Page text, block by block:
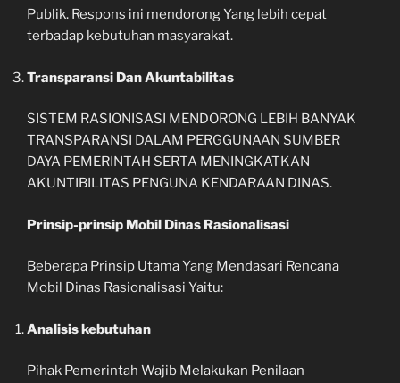
Publik. Respons ini mendorong Yang lebih cepat
terbadap kebutuhan masyarakat.
Transparansi Dan Akuntabilitas
SISTEM RASIONISASI MENDORONG LEBIH BANYAK
TRANSPARANSI DALAM PERGGUNAAN SUMBER
DAYA PEMERINTAH SERTA MENINGKATKAN
AKUNTIBILITAS PENGUNA KENDARAAN DINAS.
Prinsip-prinsip Mobil Dinas Rasionalisasi
Beberapa Prinsip Utama Yang Mendasari Rencana
Mobil Dinas Rasionalisasi Yaitu:
Analisis kebutuhan
Pihak Pemerintah Wajib Melakukan Penilaan